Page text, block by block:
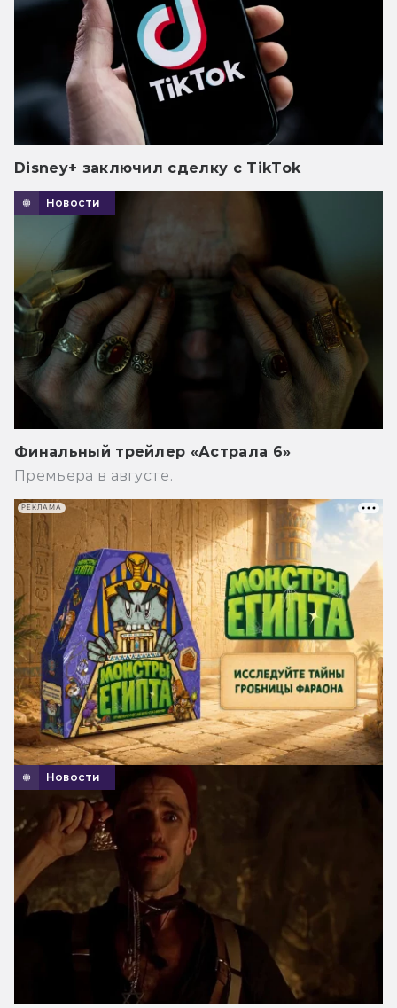
Disney+ заключил сделку с TikTok
Новости
Финальный трейлер «Астрала 6»
Премьера в августе.
Новости
РЕКЛАМА